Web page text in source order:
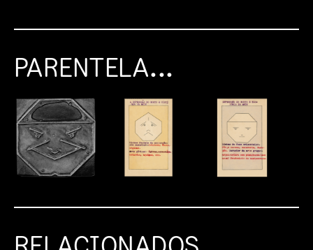
PARENTELA...